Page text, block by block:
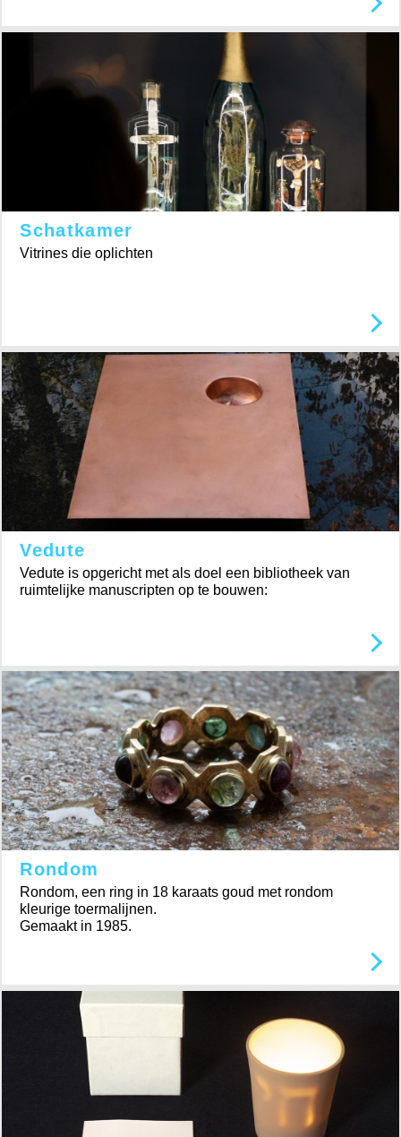
Schatkamer
Vitrines die oplichten
Vedute
Vedute is opgericht met als doel een bibliotheek van
ruimtelijke manuscripten op te bouwen:
Rondom
Rondom, een ring in 18 karaats goud met rondom
kleurige toermalijnen.
Gemaakt in 1985.